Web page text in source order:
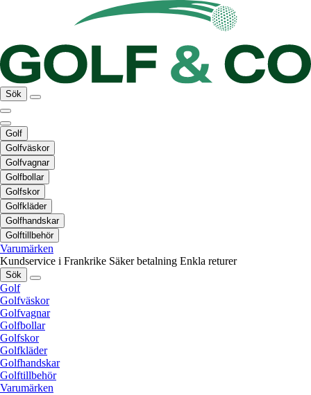
Sök
Golf
Golfväskor
Golfvagnar
Golfbollar
Golfskor
Golfkläder
Golfhandskar
Golftillbehör
Varumärken
Kundservice i Frankrike Säker betalning Enkla returer
Sök
Golf
Golfväskor
Golfvagnar
Golfbollar
Golfskor
Golfkläder
Golfhandskar
Golftillbehör
Varumärken